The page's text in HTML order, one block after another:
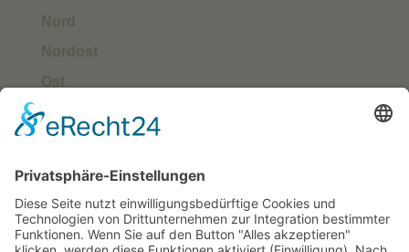
Nord
Nordost
Ost
Süd
West